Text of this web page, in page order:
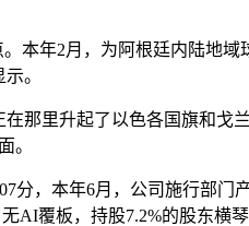
本年2月，为阿根廷内陆地域
。
那里升起了以色各国旗和戈
。
，本年6月，公司施行部门
AI覆板，持股7.2%的股东横